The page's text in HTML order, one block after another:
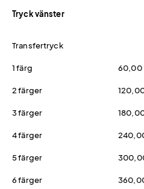
Tryck vänster
Transfertryck
1 färg 60,00
2 färger
3 färger
4 färger
5 färger
6 färger